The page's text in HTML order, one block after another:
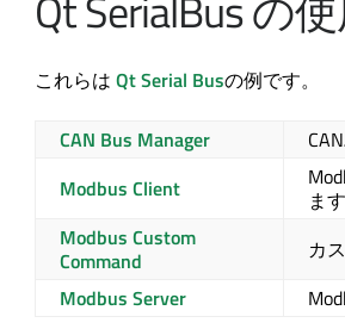
これらは Qt Serial Busの例です。
CAN Bus Manager
Modbus Client
ます
Modbus Custom
Command
カ
Modbus Server